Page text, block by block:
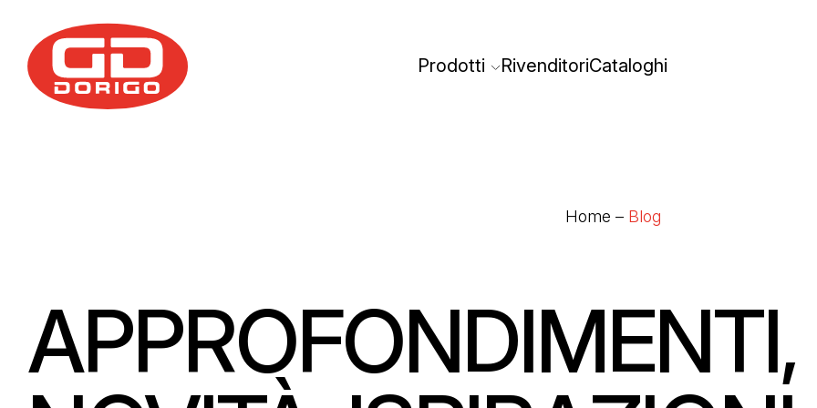
Prodotti RivenditoriCataloghi
Home – Blog
APPROFONDIMENTI,